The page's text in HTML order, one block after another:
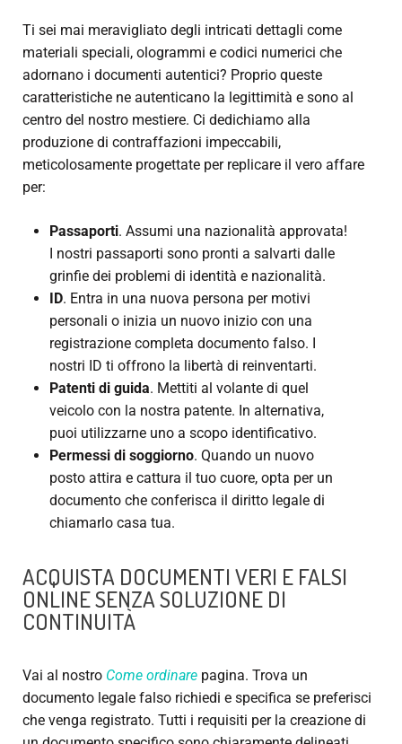
Ti sei mai meravigliato degli intricati dettagli come
materiali speciali, ologrammi e codici numerici che
adornano i documenti autentici? Proprio queste
caratteristiche ne autenticano la legittimità e sono al
centro del nostro mestiere. Ci dedichiamo alla
produzione di contraffazioni impeccabili,
meticolosamente progettate per replicare il vero affare
per:
Passaporti. Assumi una nazionalità approvata!
I nostri passaporti sono pronti a salvarti dalle
grinfie dei problemi di identità e nazionalità.
ID. Entra in una nuova persona per motivi
personali o inizia un nuovo inizio con una
registrazione completa documento falso. I
nostri ID ti offrono la libertà di reinventarti.
Patenti di guida. Mettiti al volante di quel
veicolo con la nostra patente. In alternativa,
puoi utilizzarne uno a scopo identificativo.
Permessi di soggiorno. Quando un nuovo
posto attira e cattura il tuo cuore, opta per un
documento che conferisca il diritto legale di
chiamarlo casa tua.
ACQUISTA DOCUMENTI VERI E FALSI
ONLINESENZA SOLUZIONE DI
CONTINUITÀ
Vai al nostro Come ordinare pagina. Trova un
documento legale falso richiedi e specifica se preferisci
che venga registrato. Tutti i requisiti per la creazione di